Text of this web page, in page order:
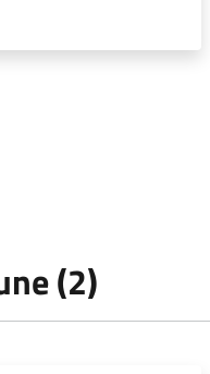
(2)